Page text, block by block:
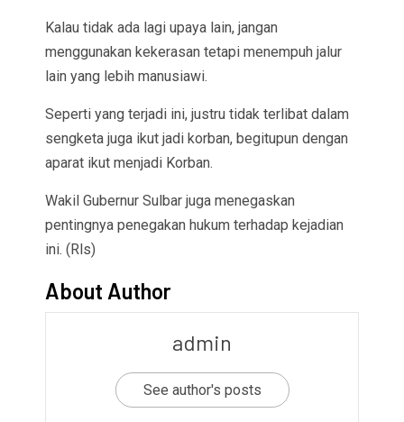
Kalau tidak ada lagi upaya lain, jangan
menggunakan kekerasan tetapi menempuh jalur
lain yang lebih manusiawi.
Seperti yang terjadi ini, justru tidak terlibat dalam
sengketa juga ikut jadi korban, begitupun dengan
aparat ikut menjadi Korban.
Wakil Gubernur Sulbar juga menegaskan
pentingnya penegakan hukum terhadap kejadian
ini. (Rls)
About Author
admin
See author's posts